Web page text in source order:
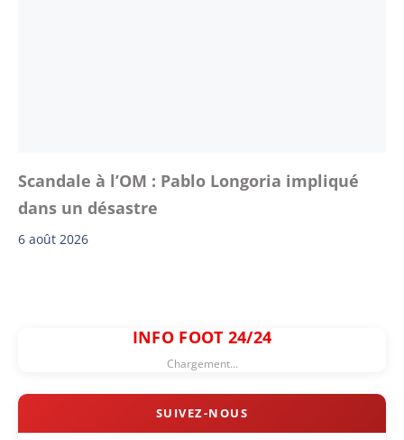
Scandale à l’OM : Pablo Longoria impliqué
dans un désastre
6 août 2026
INFO FOOT 24/24
Chargement...